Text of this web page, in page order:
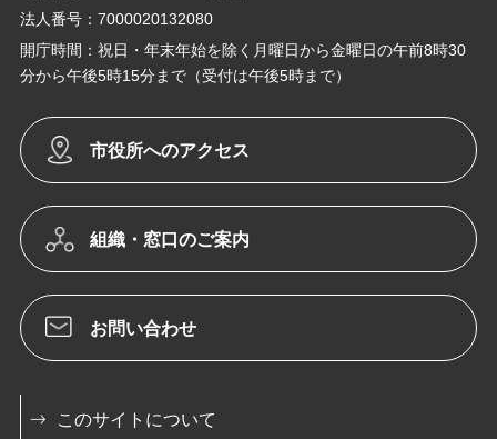
法人番号：7000020132080
開庁時間：祝日・年末年始を除く月曜日から金曜日の午前8時30
分から午後5時15分まで（受付は午後5時まで）
市役所へのアクセス
組織・窓口のご案内
お問い合わせ
このサイトについて